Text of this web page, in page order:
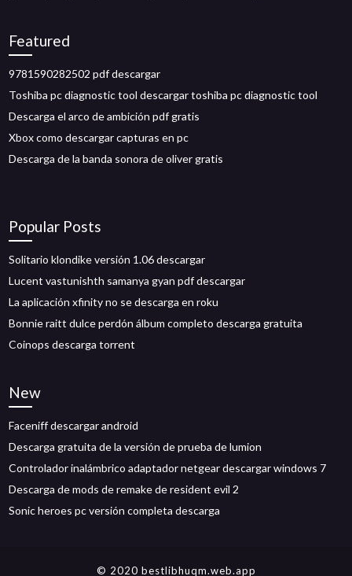
Featured
9781590282502 pdf descargar
Toshiba pc diagnostic tool descargar toshiba pc diagnostic tool
Descarga el arco de ambición pdf gratis
Xbox como descargar capturas en pc
Descarga de la banda sonora de oliver gratis
Popular Posts
Solitario klondike versión 1.06 descargar
Lucent vastunishth samanya gyan pdf descargar
La aplicación xfinity no se descarga en roku
Bonnie raitt dulce perdón álbum completo descarga gratuita
Coinops descarga torrent
New
Faceniff descargar android
Descarga gratuita de la versión de prueba de lumion
Controlador inalámbrico adaptador netgear descargar windows 7
Descarga de mods de remake de resident evil 2
Sonic heroes pc versión completa descarga
© 2020 bestlibhuqm.web.app